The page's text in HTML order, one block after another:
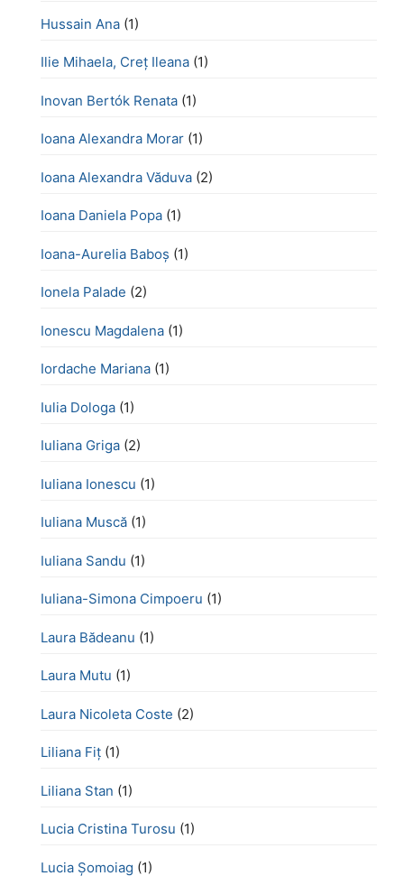
Hussain Ana (1)
Ilie Mihaela, Creț Ileana (1)
Inovan Bertók Renata (1)
Ioana Alexandra Morar (1)
Ioana Alexandra Văduva (2)
Ioana Daniela Popa (1)
Ioana-Aurelia Baboș (1)
Ionela Palade (2)
Ionescu Magdalena (1)
Iordache Mariana (1)
Iulia Dologa (1)
Iuliana Griga (2)
Iuliana Ionescu (1)
Iuliana Muscă (1)
Iuliana Sandu (1)
Iuliana-Simona Cimpoeru (1)
Laura Bădeanu (1)
Laura Mutu (1)
Laura Nicoleta Coste (2)
Liliana Fiț (1)
Liliana Stan (1)
Lucia Cristina Turosu (1)
Lucia Șomoiag (1)